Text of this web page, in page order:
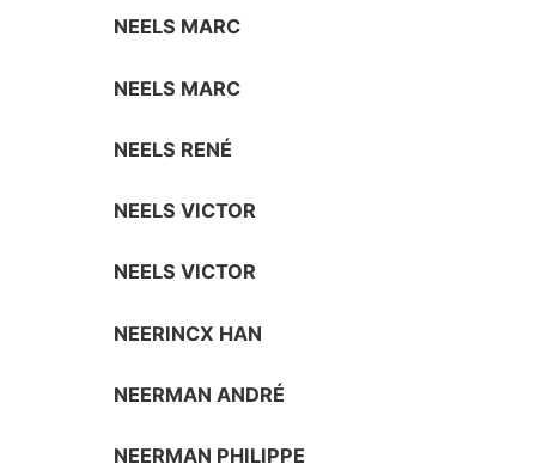
NEELS MARC
NEELS MARC
NEELS RENÉ
NEELS VICTOR
NEELS VICTOR
NEERINCX HAN
NEERMAN ANDRÉ
NEERMAN PHILIPPE